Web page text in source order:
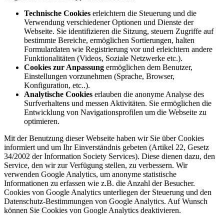
Technische Cookies erleichtern die Steuerung und die
Verwendung verschiedener Optionen und Dienste der
Webseite. Sie identifizieren die Sitzung, steuern Zugriffe auf
bestimmte Bereiche, ermöglichen Sortierungen, halten
Formulardaten wie Registrierung vor und erleichtern andere
Funktionalitäten (Videos, Soziale Netzwerke etc.).
Cookies zur Anpassung ermöglichen dem Benutzer,
Einstellungen vorzunehmen (Sprache, Browser,
Konfiguration, etc..).
Analytische Cookies erlauben die anonyme Analyse des
Surfverhaltens und messen Aktivitäten. Sie ermöglichen die
Entwicklung von Navigationsprofilen um die Webseite zu
optimieren.
Mit der Benutzung dieser Webseite haben wir Sie über Cookies
informiert und um Ihr Einverständnis gebeten (Artikel 22, Gesetz
34/2002 der Information Society Services). Diese dienen dazu, den
Service, den wir zur Verfügung stellen, zu verbessern. Wir
verwenden Google Analytics, um anonyme statistische
Informationen zu erfassen wie z.B. die Anzahl der Besucher.
Cookies von Google Analytics unterliegen der Steuerung und den
Datenschutz-Bestimmungen von Google Analytics. Auf Wunsch
können Sie Cookies von Google Analytics deaktivieren.